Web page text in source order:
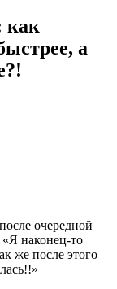
как
а
очередной
наконец-то
же после этого